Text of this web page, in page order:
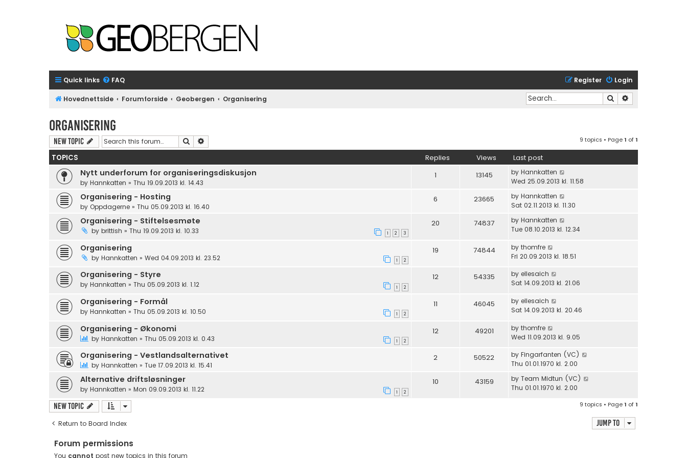
Quick links FAQ Login
Register
Hovednettside Forumforside Geobergen Organisering Search
Organisering
New Topic Search 9 topics • Page1 of1
TOPICS Replies Views Last post
Nytt underforum for organiseringsdiskusjon
by Hannkatten » Thu 19.09.2013 kl. 14.43
1 13145 by Hannkatten
Wed 25.09.2013 kl. 11.58
Organisering - Hosting
by Oppdagerne » Thu 05.09.2013 kl. 16.40
6 23665 by Hannkatten
Sat 02.11.2013 kl. 11.30
Organisering - Stiftelsesmøte
by brittish » Thu 19.09.2013 kl. 10.33 1 2 3
20 74837 by Hannkatten
Tue 08.10.2013 kl. 12.34
Organisering
by Hannkatten » Wed 04.09.2013 kl. 23.52 1 2
19 74844 by thomfre
Fri 20.09.2013 kl. 18.51
Organisering - Styre
by Hannkatten » Thu 05.09.2013 kl. 1.12 1 2
12 54335 by ellesaich
Sat 14.09.2013 kl. 21.06
Organisering - Formål
by Hannkatten » Thu 05.09.2013 kl. 10.50 1 2
11 46045 by ellesaich
Sat 14.09.2013 kl. 20.46
Organisering - Økonomi
by Hannkatten » Thu 05.09.2013 kl. 0.43 1 2
12 49201 by thomfre
Wed 11.09.2013 kl. 9.05
Organisering - Vestlandsalternativet
by Hannkatten » Tue 17.09.2013 kl. 15.41
2 50522 by Fingarfanten (VC)
Thu 01.01.1970 kl. 2.00
Alternative driftsløsninger
by Hannkatten » Mon 09.09.2013 kl. 11.22 1 2
10 43159 by Team Midtun (VC)
Thu 01.01.1970 kl. 2.00
New Topic 9 topics • Page1 of1
Return to Board Index Jump to
Forum permissions
You cannot post new topics in this forum